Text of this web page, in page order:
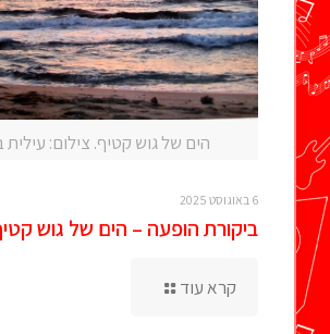
הים של גוש קטיף. צילום: עילית
6 באוגוסט 2025
ביקורת הופעה – הים של גוש
קרא עוד